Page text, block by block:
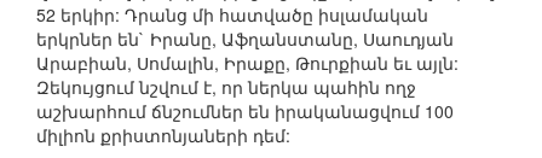
52 երկիր: Դրանց մի հատվածը իսլամական
երկրներ են` Իրանը, Աֆղանստանը, Սաուդյան
Արաբիան, Սոմալին, Իրաքը, Թուրքիան եւ այլն:
Զեկույցում նշվում է, որ ներկա պահին ողջ
աշխարհում ճնշումներ են իրականացվում 100
միլիոն քրիստոնյաների դեմ: